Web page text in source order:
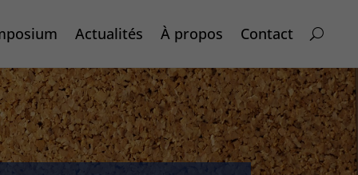
Actualités À propos Contact